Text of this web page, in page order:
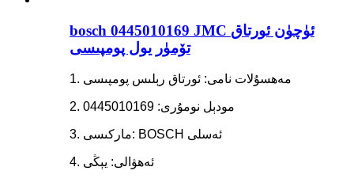
bosch 0445010169 JMC ئۈچۈن ئورتاق
تۆمۈر يول پومپىسى
1. مەھسۇلات نامى: ئورتاق رېلىس پومپىسى
2. مودېل نومۇرى: 0445010169
3. ماركىسى: BOSCH ئەسلى
4. ئەھۋالى: يېڭى